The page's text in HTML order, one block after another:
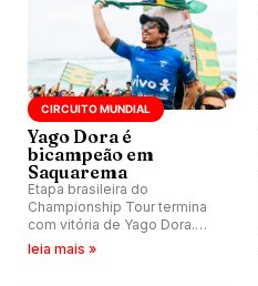
CIRCUITO MUNDIAL
Yago Dora é
bicampeão em
Saquarema
Etapa brasileira do
Championship Tour termina
com vitória de Yago Dora.
Sawyer Lindblad vence entre
leia mais »